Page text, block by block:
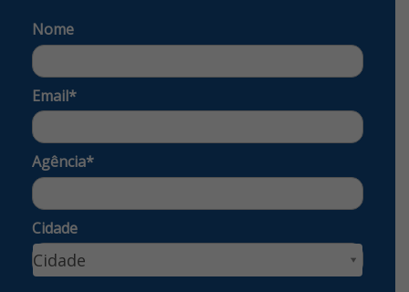
Nome
Email*
Agência*
Cidade
Cidade
Cidade